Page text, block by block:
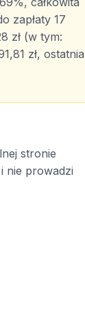
zapłaty 17
zł (w tym:
zł, ostatnia
stronie
nie prowadzi